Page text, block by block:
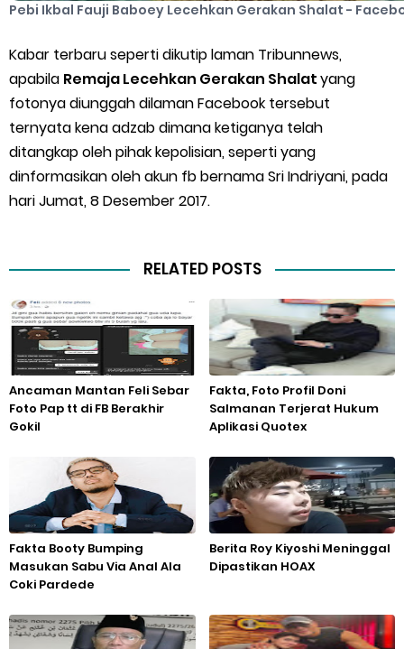
Pebi Ikbal Fauji Baboey Lecehkan Gerakan Shalat -
Kabar terbaru seperti dikutip laman Tribunnews,
apabila Remaja Lecehkan Gerakan Shalatyang
fotonya diunggah dilaman Facebook tersebut
ternyata kena adzab dimana ketiganya telah
ditangkap oleh pihak kepolisian, seperti yang
dinformasikan oleh akun fb bernama Sri Indriyani, pada
hari Jumat, 8 Desember 2017.
RELATED POSTS
Ancaman Mantan Feli Sebar
Foto Pap tt di FB Berakhir
Gokil
Fakta, Foto Profil Doni
Salmanan Terjerat Hukum
Aplikasi Quotex
Fakta Booty Bumping
Masukan Sabu Via Anal Ala
Coki Pardede
Berita Roy Kiyoshi Meninggal
Dipastikan HOAX